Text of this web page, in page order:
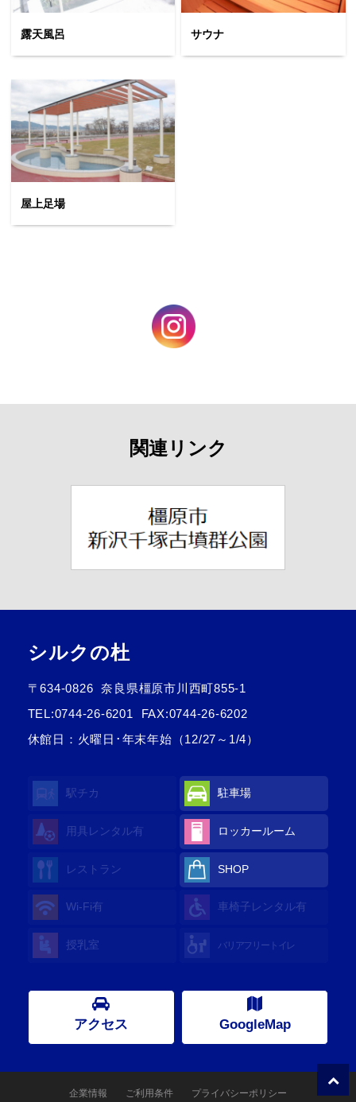
露天風呂 サウナ
屋上足場
関連リンク
シルクの杜
〒634-0826
奈良県橿原市川西町855-1
TEL:0744-26-6201
FAX:0744-26-6202
休館日：火曜日･年末年始（12/27～1/4）
駅チカ 駐車場
用具レンタル有 ロッカールーム
レストラン SHOP
Wi-Fi有 車椅子レンタル有
授乳室 バリアフリートイレ
アクセス GoogleMap
企業情報 ご利用条件 プライバシーポリシー